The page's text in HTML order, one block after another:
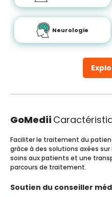
Neurologie
GoMedii
Faciliter le traitement du
grâce à des solutions axées
soins aux patients et une
parcours de traitement.
Soutien du conseiller